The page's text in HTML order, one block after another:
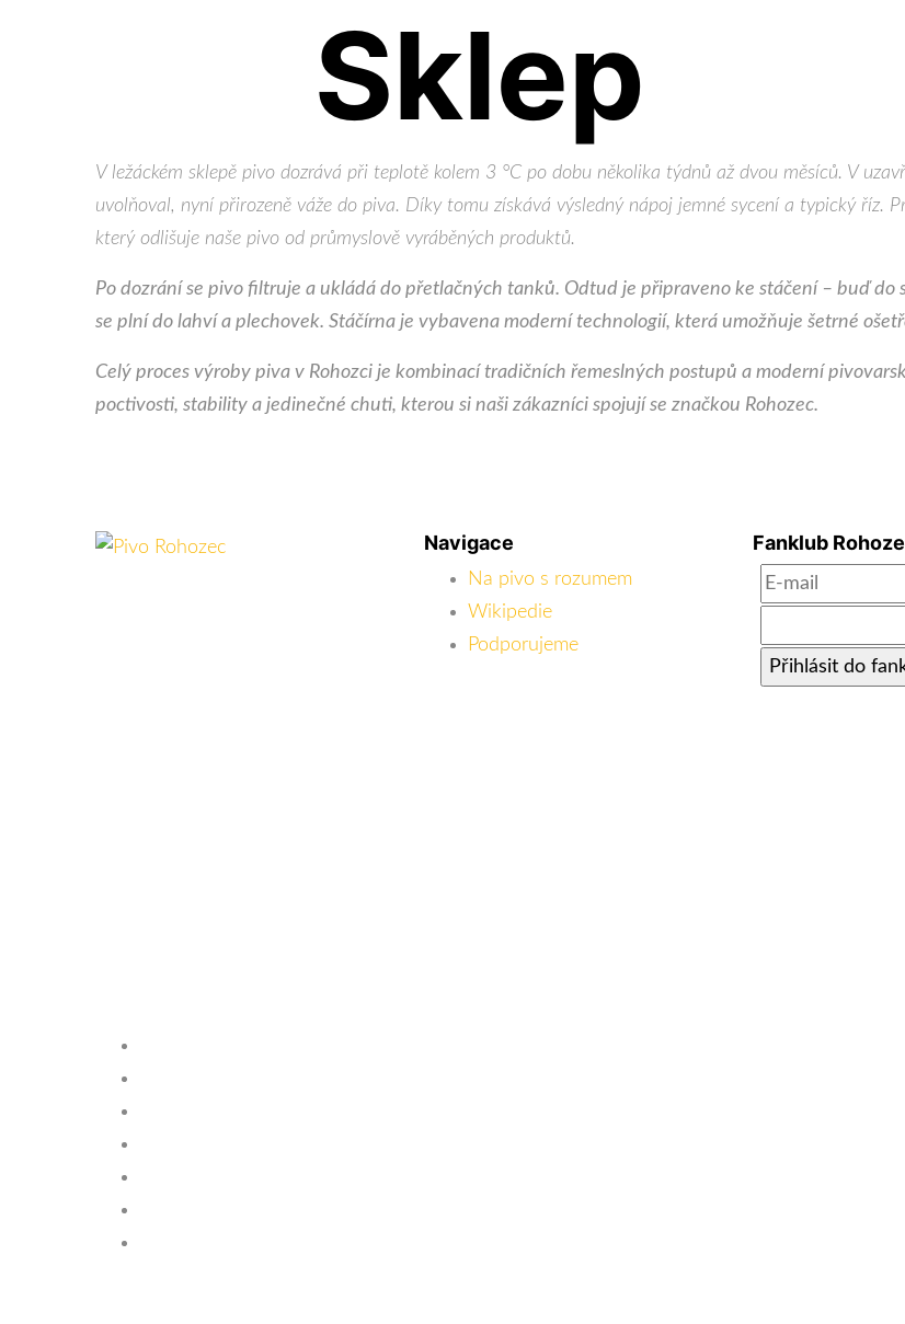
Sklep
V ležáckém sklepě pivo dozrává při teplotě kolem 3 °C po dobu několika týdnů až dvou měsíců. V
uvolňoval, nyní přirozeně váže do piva. Díky tomu získává výsledný nápoj jemné sycení a typický říz.
který odlišuje naše pivo od průmyslově vyráběných produktů.
Po dozrání se pivo filtruje a ukládá do přetlačných tanků. Odtud je připraveno ke stáčení – buď do
se plní do lahví a plechovek. Stáčírna je vybavena moderní technologií, která umožňuje šetrné
Celý proces výroby piva v Rohozci je kombinací tradičních řemeslných postupů a moderní
poctivosti, stability a jedinečné chuti, kterou si naši zákazníci spojují se značkou Rohozec.
Navigace
Na pivo s rozumem
Wikipedie
Podporujeme
Fanklub